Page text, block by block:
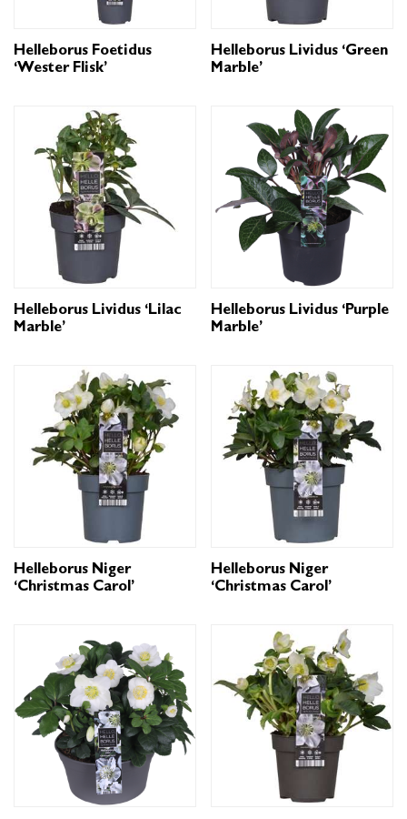
Helleborus Foetidus
‘Wester Flisk’
Helleborus Lividus ‘Green
Marble’
Helleborus Lividus ‘Lilac
Marble’
Helleborus Lividus ‘Purple
Marble’
Helleborus Niger
‘Christmas Carol’
Helleborus Niger
‘Christmas Carol’